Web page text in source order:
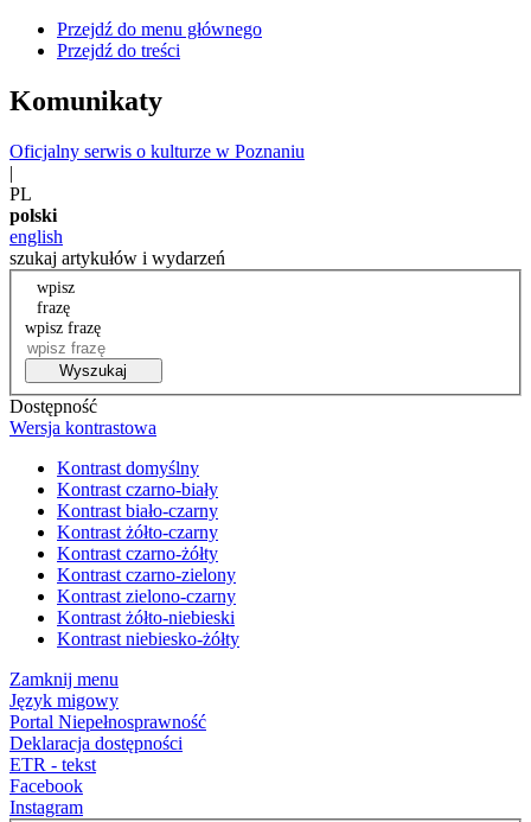
Przejdź do menu głównego
Przejdź do treści
Komunikaty
Oficjalny serwis o kulturze w Poznaniu
|
PL
polski
english
szukaj artykułów i wydarzeń
wpisz
frazę
wpisz frazę
Wyszukaj
Dostępność
Wersja kontrastowa
Kontrast domyślny
Kontrast czarno-biały
Kontrast biało-czarny
Kontrast żółto-czarny
Kontrast czarno-żółty
Kontrast czarno-zielony
Kontrast zielono-czarny
Kontrast żółto-niebieski
Kontrast niebiesko-żółty
Zamknij menu
Język migowy
Portal Niepełnosprawność
Deklaracja dostępności
ETR - tekst
Facebook
Instagram